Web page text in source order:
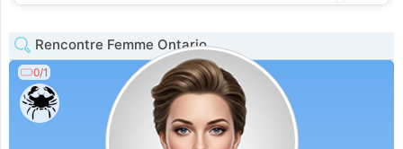
💕
Rencontre Femme Ontario
0/1